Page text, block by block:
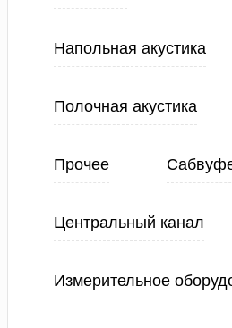
Напольная акустика
Полочная акустика
Прочее
Центральный канал
Измерительное